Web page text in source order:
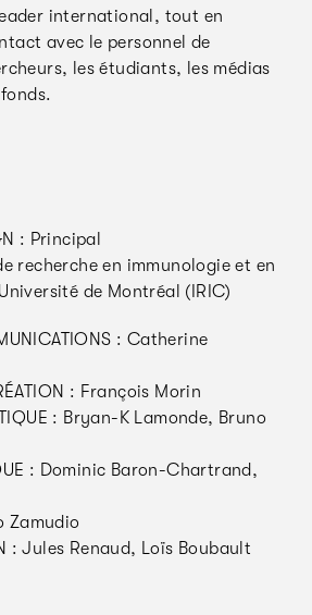
international, tout en
avec le personnel de
les étudiants, les médias
: Principal
recherche en immunologie et en
de Montréal (IRIC)
: Catherine
: François Morin
: Bryan-K Lamonde, Bruno
: Dominic Baron-Chartrand,
Zamudio
: Jules Renaud, Loïs Boubault